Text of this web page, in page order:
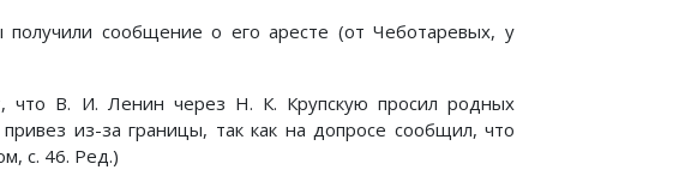
сообщение о его аресте (от Чеботаревых, у
что В. И. Ленин через Н. К. Крупскую просил родных
из-за границы, так как на допросе сообщил, что
с. 46. Ред.)